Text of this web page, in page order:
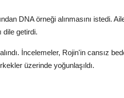
DNA örneği alınmasını istedi.
dile getirdi.
İncelemeler, Rojin'in cansız
üzerinde yoğunlaşıldı.